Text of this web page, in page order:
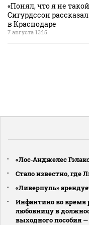
«Понял, что я не
Сигурдссон
в Краснодаре
7 августа 13:15
«Лос‑Анджелес
Стало известно, где
«Ливерпуль»
Инфантино во время
любовницу в
выходного пособия